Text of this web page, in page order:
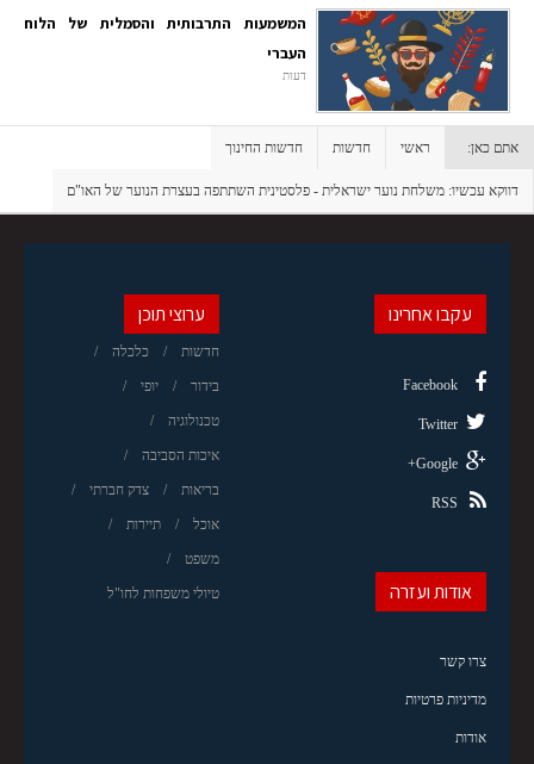
המשמעות התרבותית והסמלית של הלוח
העברי
דעות
אתם כאן: ראשי חדשות חדשות החינוך
דווקא עכשיו: משלחת נוער ישראלית - פלסטינית השתתפה בעצרת הנוער של האו"ם
ערוצי תוכן
חדשות כלכלה
בידור יופי
טכנולוגיה
איכות הסביבה
בריאות צדק חברתי
אוכל תיירות
משפט
טיולי משפחות לחו"ל
עקבו אחרינו
Facebook
Twitter
Google+
RSS
אודות ועזרה
צרו קשר
מדיניות פרטיות
אודות